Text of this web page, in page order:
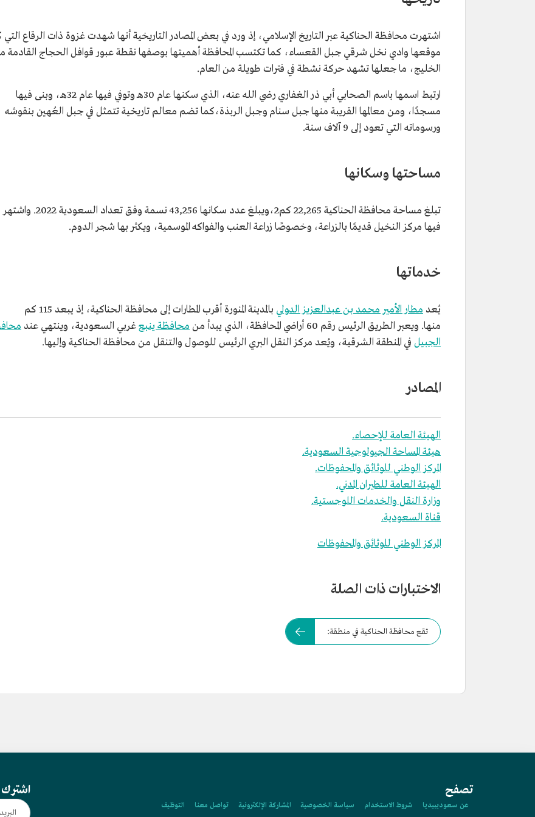
اشتهرت محافظة الحناكية عبر التاريخ الإسلامي، إذ ورد في بعض المصادر التاريخية أنها شهدت غزوة ذات الرقاع التي
موقعها وادي نخل شرقي جبل القعساء، كما تكتسب المحافظة أهميتها بوصفها نقطة عبور قوافل الحجاج القادمة
الخليج، ما جعلها تشهد حركة نشطة في فترات طويلة من العام.
ارتبط اسمها باسم الصحابي أبي ذر الغفاري رضي الله عنه، الذي سكنها عام 30هـ وتوفي فيها عام 32هـ، وبنى فيها
مسجدًا، ومن معالمها القريبة منها جبل سنام وجبل الربذة،كما تضم معالم تاريخية تتمثل في جبل العُهين بنقوشه
ورسوماته التي تعود إلى 9 آلاف سنة.
مساحتها وسكانها
تبلغ مساحة محافظة الحناكية 22,265 كم2،ويبلغ عدد سكانها 43,256 نسمة وفق تعداد السعودية 2022. واشتهر
فيها مركز النخيل قديمًا بالزراعة، وخصوصًا زراعة العنب والفواكه الموسمية، ويكثر بها شجر الدوم.
خدماتها
يُعد مطار الأمير محمد بن عبدالعزيز الدولي
بالمدينة المنورة أقرب المطارات إلى محافظة الحناكية، إذ يبعد 115 كم
منها. ويعبر الطريق الرئيس رقم 60 أراضي المحافظة، الذي يبدأ من
محافظة ينبعغربي السعودية، وينتهي عند
الجبيل في المنطقة الشرقية، ويُعد مركز النقل البري الرئيس للوصول والتنقل من محافظة الحناكية وإليها.
المصادر
الهيئة العامة للإحصاء.
هيئة المساحة الجيولوجية السعودية.
المركز الوطني للوثائق والمحفوظات.
الهيئة العامة للطيران المدني.
وزارة النقل والخدمات اللوجستية.
قناة السعودية.
المركز الوطني للوثائق والمحفوظات
الاختبارات ذات الصلة
تقع محافظة الحناكية في منطقة:
تصفح
عن سعوديبيديا شروط الاستخدام سياسة الخصوصية المشاركة الإلكترونية تواصل معنا التوظيف
اشترك